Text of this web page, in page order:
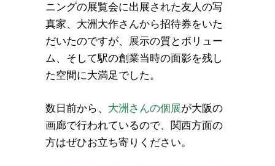
ニングの展覧会に出展された友人の写
真家、大洲大作さんから招待券をいた
だいたのですが、展示の質とボリュー
ム、そして駅の創業当時の面影を残し
た空間に大満足でした。
数日前から、 大洲さんの個展が大阪の
画廊で行われているので、関西方面の
方はぜひお立ち寄りください。